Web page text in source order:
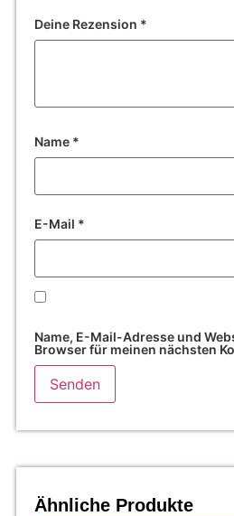
Deine Rezension *
Name *
E-Mail *
Name, E-Mail-Adresse und
Browser für meinen nächsten
Ähnliche Produkte